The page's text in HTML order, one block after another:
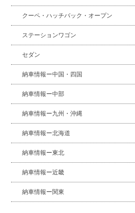
クーペ・ハッチバック・オープン
ステーションワゴン
セダン
納車情報ー中国・四国
納車情報ー中部
納車情報ー九州・沖縄
納車情報ー北海道
納車情報ー東北
納車情報ー近畿
納車情報ー関東